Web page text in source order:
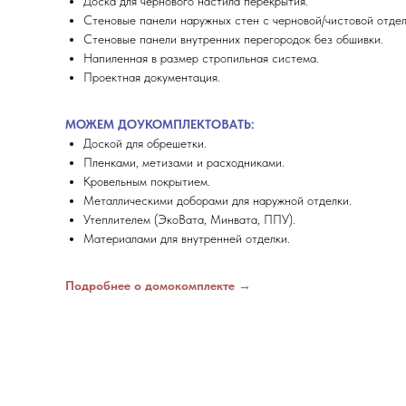
Стеновые панели наружных стен с черновой/чистовой
Стеновые панели внутренних перегородок без обшивки.
Напиленная в размер стропильная система.
Проектная документация.
МОЖЕМ ДОУКОМПЛЕКТОВАТЬ:
Доской для обрешетки.
Пленками, метизами и расходниками.
Кровельным покрытием.
Металлическими доборами для наружной отделки.
Утеплителем (ЭкоВата, Минвата, ППУ).
Материалами для внутренней отделки.
Подробнее о домокомплекте →